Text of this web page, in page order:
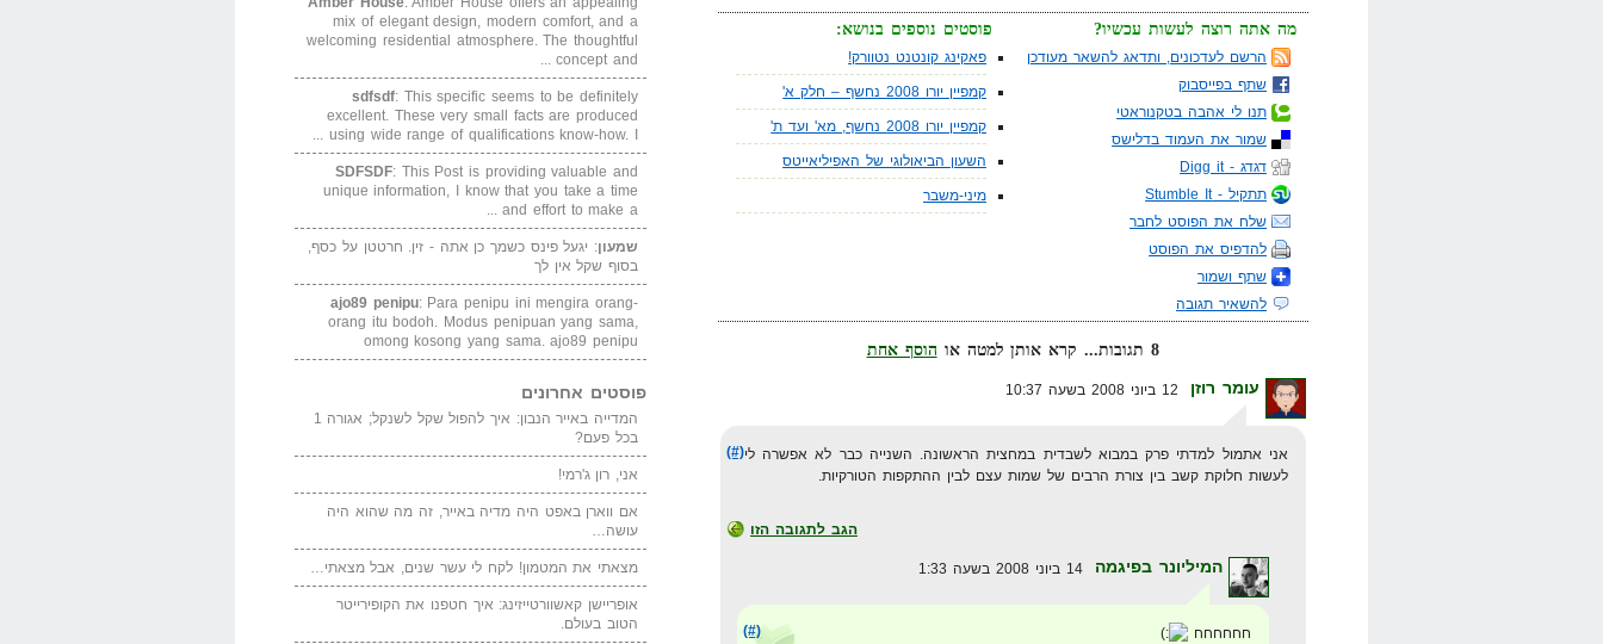
פוסטים נוספים בנושא:
פאקינג קונטנט נטוורק!
קמפיין יורו 2008 נחשף – חלק א'
קמפיין יורו 2008 נחשף, מא' ועד ת'
השעון הביאולוגי של האפיליאייטס
מיני-משבר
מה אתה רוצה לעשות עכשיו?
הרשם לעדכונים, ותדאג להשאר מעודכן
שתף בפייסבוק
תנו לי אהבה בטקנוראטי
שמור את העמוד בדלישס
דגדג - Digg it
תתקיל - Stumble It
שלח את הפוסט לחבר
להדפיס את הפוסט
שתף ושמור
להשאיר תגובה
8 תגובות... קרא אותן למטה או
הוסף אחת
עומר רוזן
(#)אני אתמול למדתי פרק במבוא לשבדית במחצית הראשונה. השנייה כבר לא אפשרה לי
לעשות חלוקת קשב בין צורת הרבים של שמות עצם לבין ההתקפות הטורקיות.
הגב לתגובה הזו
המיליונר בפיגמה
(#)
חחחחחח
mix of elegant design, modern comfort, and a
welcoming residential atmosphere. The thoughtful
concept and ...
sdfsdf: This specific seems to be definitely
excellent. These very small facts are produced
using wide range of qualifications know-how. I ...
SDFSDF: This Post is providing valuable and
unique information, I know that you take a time
and effort to make a ...
שמעון: יגעל פינס כשמך כן אתה - זין. חרטטן על כסף,
בסוף שקל אין לך
ajo89 penipu: Para penipu ini mengira orang-
orang itu bodoh. Modus penipuan yang sama,
omong kosong yang sama. ajo89 penipu
פוסטים אחרונים
המדייה באייר הנבון: איך להפול שקל לשנקל; אגורה 1
בכל פעם?
אני, רון ג'רמי!
אם ווארן באפט היה מדיה באייר, זה מה שהוא היה
עושה…
מצאתי את המטמון! לקח לי עשר שנים, אבל מצאתי…
אופריישן קאשוורטייזינג: איך חטפנו את הקופירייטר
הטוב בעולם.